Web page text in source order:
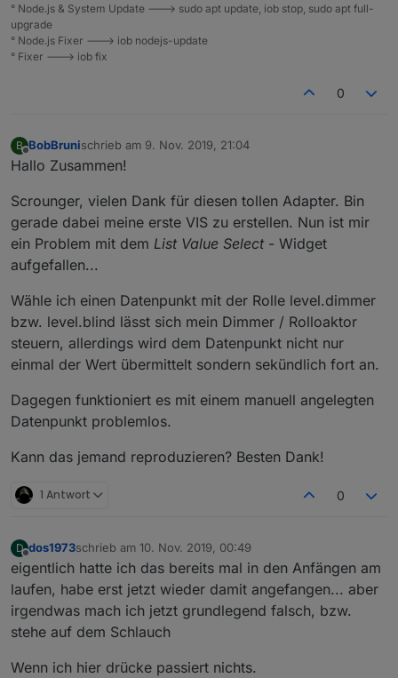
° Node.js & System Update ---> sudo apt update, iob stop, sudo apt full-
upgrade
° Node.js Fixer ---> iob nodejs-update
° Fixer ---> iob fix
0
B
Offline
BobBrunischrieb am 9. Nov. 2019, 21:04
zuletzt editiert von
Hallo Zusammen!
Scrounger, vielen Dank für diesen tollen Adapter. Bin
gerade dabei meine erste VIS zu erstellen. Nun ist mir
ein Problem mit dem List Value Select- Widget
aufgefallen...
Wähle ich einen Datenpunkt mit der Rolle level.dimmer
bzw. level.blind lässt sich mein Dimmer / Rolloaktor
steuern, allerdings wird dem Datenpunkt nicht nur
einmal der Wert übermittelt sondern sekündlich fort an.
Dagegen funktioniert es mit einem manuell angelegten
Datenpunkt problemlos.
Kann das jemand reproduzieren? Besten Dank!
1 Antwort 0
D
Offline
dos1973schrieb am 10. Nov. 2019, 00:49
zuletzt editiert von
eigentlich hatte ich das bereits mal in den Anfängen am
laufen, habe erst jetzt wieder damit angefangen... aber
irgendwas mach ich jetzt grundlegend falsch, bzw.
stehe auf dem Schlauch
Wenn ich hier drücke passiert nichts.